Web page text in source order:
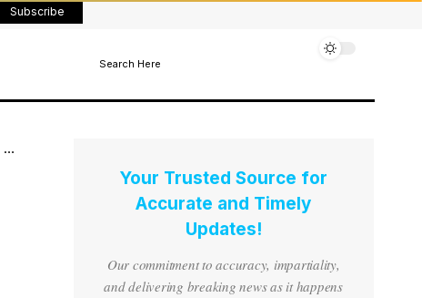
Subscribe
Search Here
Your Trusted Source for
Accurate and Timely
Updates!
Our commitment to accuracy, impartiality,
and delivering breaking news as it happens